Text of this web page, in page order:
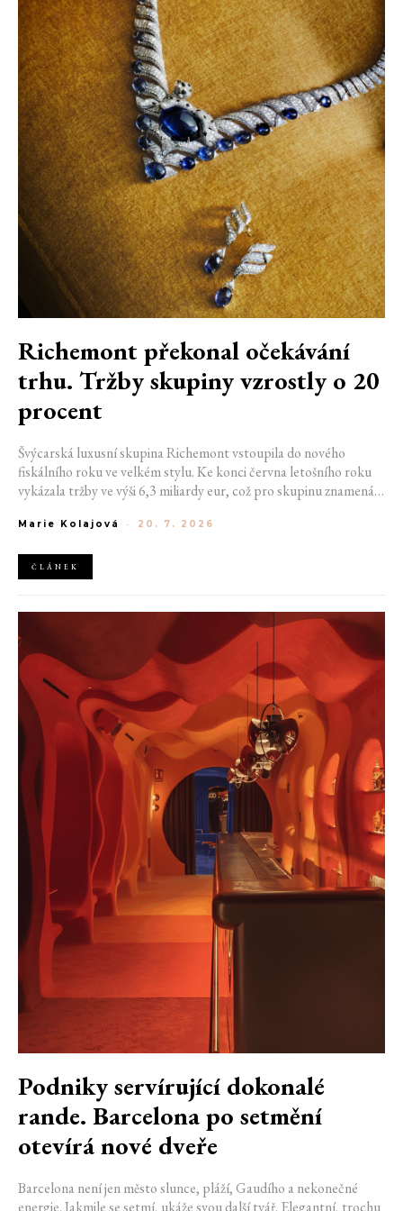
Richemont překonal očekávání
trhu. Tržby skupiny vzrostly o 20
procent
Švýcarská luxusní skupina Richemont vstoupila do nového
fiskálního roku ve velkém stylu. Ke konci června letošního roku
vykázala tržby ve výši 6,3 miliardy eur, což pro skupinu znamená
luxusním zůstává i přes přetrvávající ekonomickou nejistotu
Marie Kolajová - 20. 7. 2026
ČLÁNEK
Podniky servírující dokonalé
rande. Barcelona po setmění
otevírá nové dveře
Barcelona není jen město slunce, pláží, Gaudího a nekonečné
energie. Jakmile se setmí, ukáže svou další tvář. Elegantní, trochu